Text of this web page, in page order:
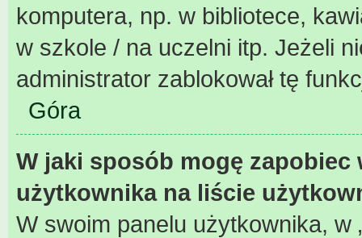
komputera, np. w bibliotece,
w szkole / na uczelni itp. Jeżeli
administrator zablokował tę
Góra
W jaki sposób mogę
użytkownika na liście
W swoim panelu użytkownika, w